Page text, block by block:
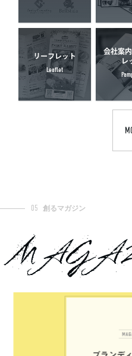
リーフレット
Leaflet
会社案
レ
05 創るマガジン